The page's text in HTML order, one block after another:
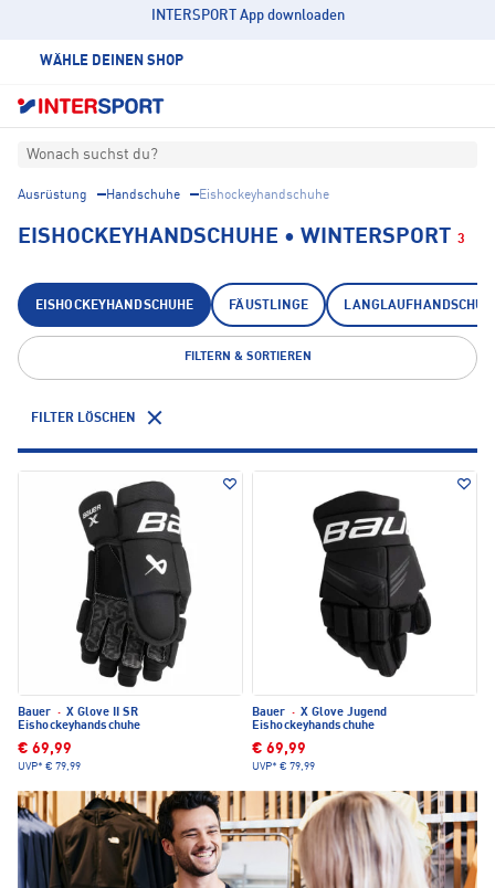
INTERSPORT App downloaden
WÄHLE DEINEN SHOP
Wonach suchst du?
Ausrüstung Handschuhe Eishockeyhandschuhe
EISHOCKEYHANDSCHUHE • WINTERSPORT 3
EISHOCKEYHANDSCHUHE FÄUSTLINGE
FILTERN & SORTIEREN
FILTER LÖSCHEN
Bauer · X Glove II SR
Eishockeyhandschuhe
€ 69,99
UVP* € 79,99
Bauer · X Glove Jugend
Eishockeyhandschuhe
€ 69,99
UVP* € 79,99